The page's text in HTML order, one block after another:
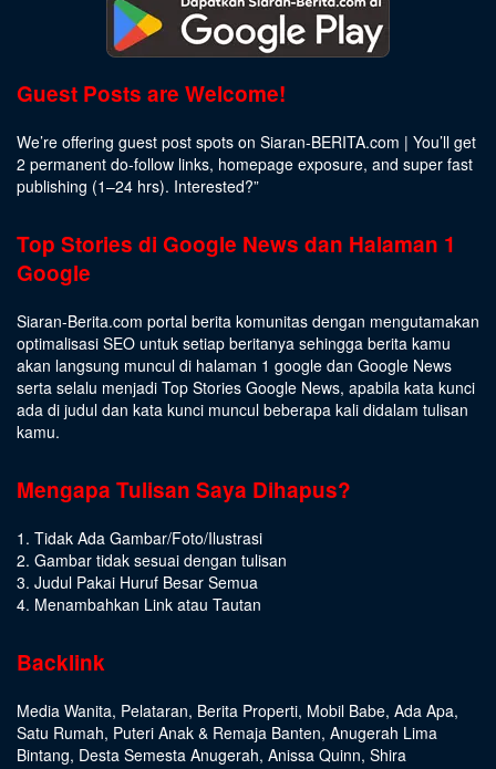
Guest Posts are Welcome!
We’re offering guest post spots on Siaran-BERITA.com | You’ll get
2 permanent do-follow links, homepage exposure, and super fast
publishing (1–24 hrs). Interested?”
Top Stories di Google News dan Halaman 1
Google
Siaran-Berita.com portal berita komunitas dengan mengutamakan
optimalisasi SEO untuk setiap beritanya sehingga berita kamu
akan langsung muncul di halaman 1 google dan Google News
serta selalu menjadi Top Stories Google News, apabila kata kunci
ada di judul dan kata kunci muncul beberapa kali didalam tulisan
kamu.
Mengapa Tulisan Saya Dihapus?
1. Tidak Ada Gambar/Foto/Ilustrasi
2. Gambar tidak sesuai dengan tulisan
3. Judul Pakai Huruf Besar Semua
4. Menambahkan Link atau Tautan
Backlink
Media Wanita, Pelataran, Berita Properti, Mobil Babe, Ada Apa,
Satu Rumah, Puteri Anak & Remaja Banten, Anugerah Lima
Bintang, Desta Semesta Anugerah, Anissa Quinn, Shira